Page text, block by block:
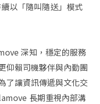
以「隨叫隨送」模式
深知，穩定的服務
仰賴司機夥伴與內勤團
了讓資訊傳遞與文化交
長期重視內部溝